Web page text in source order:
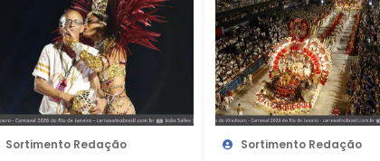
Sortimento Redação
Sortimento Redação